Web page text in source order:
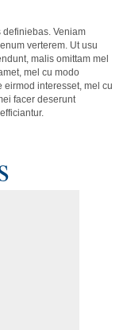
definiebas. Veniam
verterem. Ut usu
malis omittam mel
mel cu modo
eirmod interesset, mel cu
facer deserunt